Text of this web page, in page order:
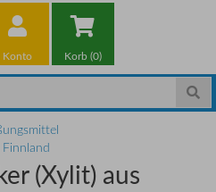
Konto Korb (0)
(Xylit) aus